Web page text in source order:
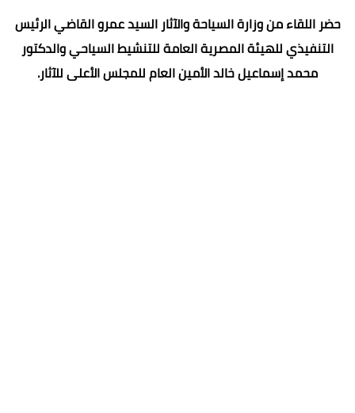
حضر اللقاء من وزارة السياحة والآثار السيد عمرو القاضي الرئيس
التنفيذي للهيئة المصرية العامة للتنشيط السياحي والدكتور
محمد إسماعيل خالد الأمين العام للمجلس الأعلى للآثار.